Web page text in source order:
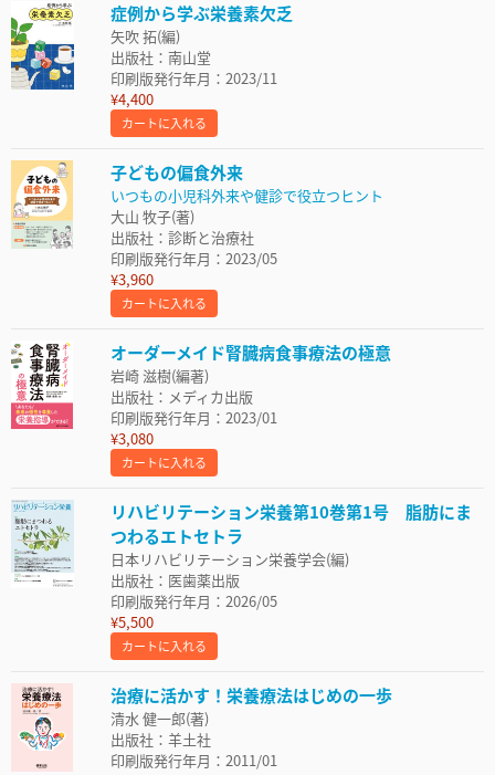
症例から学ぶ栄養素欠乏
矢吹 拓(編)
出版社：南山堂
印刷版発行年月：2023/11
¥4,400
カートに入れる
子どもの偏食外来
いつもの小児科外来や健診で役立つヒント
大山 牧子(著)
出版社：診断と治療社
印刷版発行年月：2023/05
¥3,960
カートに入れる
オーダーメイド腎臓病食事療法の極意
岩崎 滋樹(編著)
出版社：メディカ出版
印刷版発行年月：2023/01
¥3,080
カートに入れる
リハビリテーション栄養第10巻第1号 脂肪にま
つわるエトセトラ
日本リハビリテーション栄養学会(編)
出版社：医歯薬出版
印刷版発行年月：2026/05
¥5,500
カートに入れる
治療に活かす！栄養療法はじめの一歩
清水 健一郎(著)
出版社：羊土社
印刷版発行年月：2011/01